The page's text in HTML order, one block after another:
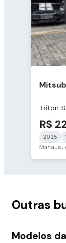
Triton
R$
2025
Manaus,
Outras
Modelos